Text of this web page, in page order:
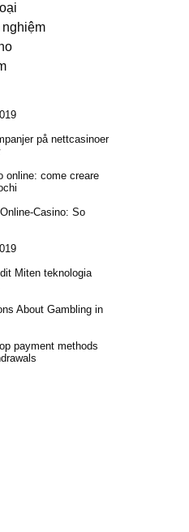
på nettcasinoer
online: come creare
Casino: So
Miten teknologia
About Gambling in
payment methods